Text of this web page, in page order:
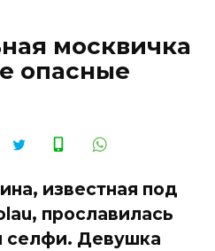
москвичка
опасные
известная под
прославилась
селфи. Девушка